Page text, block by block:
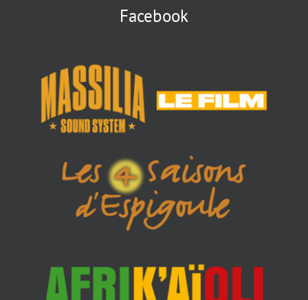
Facebook